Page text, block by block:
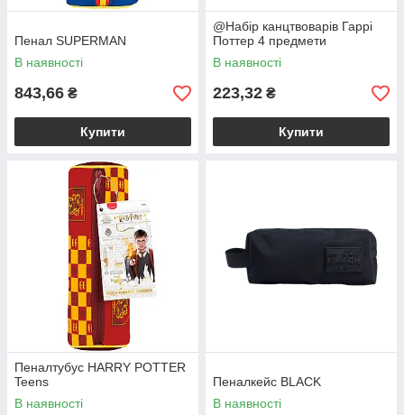
Пенал SUPERMAN
В наявності
843,66 ₴
Купити
@Набір канцтвоварів Гаррі
Поттер 4 предмети
В наявності
223,32 ₴
Купити
Пеналтубус HARRY POTTER
Teens
В наявності
Пеналкейс BLACK
В наявності